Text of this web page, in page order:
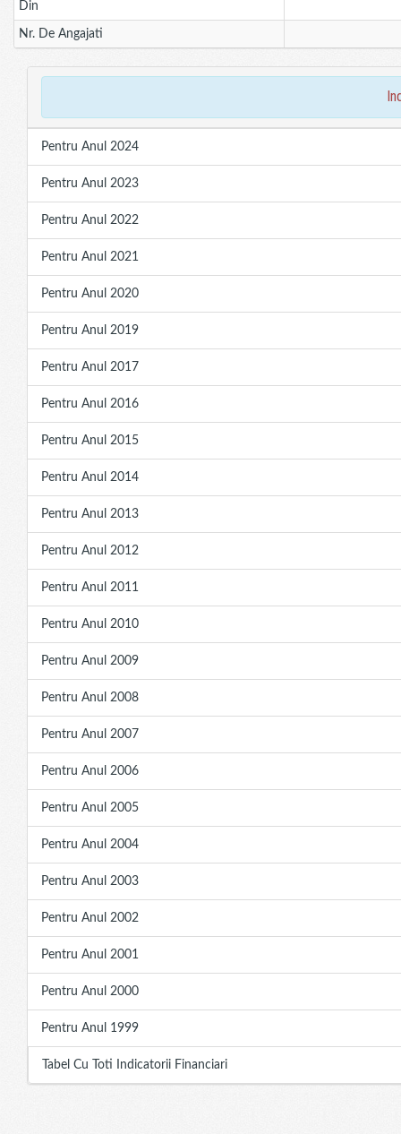
Din
Nr. De Angajati
Pentru Anul 2024
Pentru Anul 2023
Pentru Anul 2022
Pentru Anul 2021
Pentru Anul 2020
Pentru Anul 2019
Pentru Anul 2017
Pentru Anul 2016
Pentru Anul 2015
Pentru Anul 2014
Pentru Anul 2013
Pentru Anul 2012
Pentru Anul 2011
Pentru Anul 2010
Pentru Anul 2009
Pentru Anul 2008
Pentru Anul 2007
Pentru Anul 2006
Pentru Anul 2005
Pentru Anul 2004
Pentru Anul 2003
Pentru Anul 2002
Pentru Anul 2001
Pentru Anul 2000
Pentru Anul 1999
Tabel Cu Toti Indicatorii Financiari